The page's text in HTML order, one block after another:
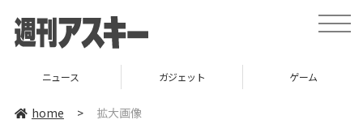
toggle
ニュース ガジェット ゲーム
home > 拡大画像